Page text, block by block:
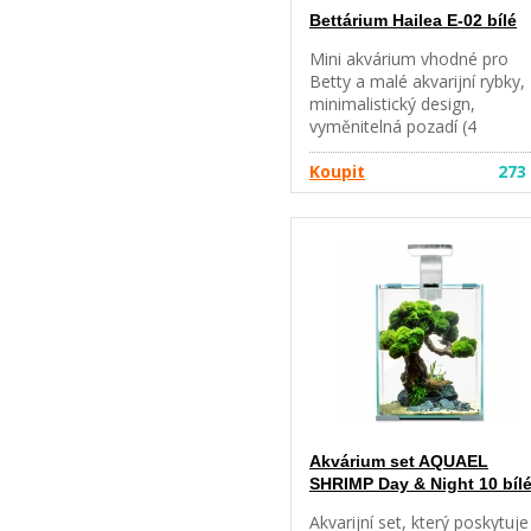
Bettárium Hailea E-02 bílé
Mini akvárium vhodné pro
Betty a malé akvarijní rybky,
minimalistický design,
vyměnitelná pozadí (4
scenérie), možno připevnit i
stěnu (úchytný systém není
součástí balení). Rozměry
x 16 x 14,5 cm, objem 1,8 l.
Koupit 273
Akvárium set AQUAEL
SHRIMP Day & Night 10 bílé
Akvarijní set, který poskytuje